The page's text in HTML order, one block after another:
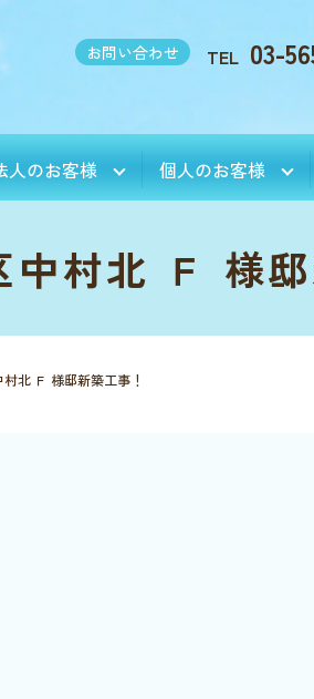
お問い合わせ TEL 03-
人のお客様 個人のお客様
中村北 Ｆ 様邸
北 Ｆ 様邸新築工事！